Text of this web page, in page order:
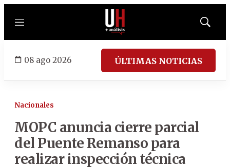
Menú
Mostrar
08 ago 2026 ÚLTIMAS NOTICIAS
Nacionales
MOPC anuncia cierre parcial
del Puente Remanso para
realizar inspección técnica